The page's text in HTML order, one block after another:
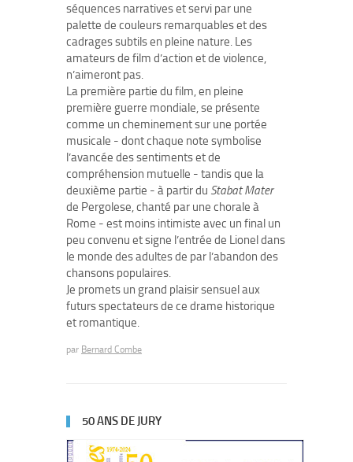
séquences narratives et servi par une
palette de couleurs remarquables et des
cadrages subtils en pleine nature. Les
amateurs de film d’action et de violence,
n’aimeront pas.
La première partie du film, en pleine
première guerre mondiale, se présente
comme un cheminement sur une portée
musicale - dont chaque note symbolise
l’avancée des sentiments et de
compréhension mutuelle - tandis que la
deuxième partie - à partir du Stabat Mater
de Pergolese, chanté par une chorale à
Rome - est moins intimiste avec un final un
peu convenu et signe l’entrée de Lionel dans
le monde des adultes de par l’abandon des
chansons populaires.
Je promets un grand plaisir sensuel aux
futurs spectateurs de ce drame historique
et romantique.
par Bernard Combe
50 ANS DE JURY